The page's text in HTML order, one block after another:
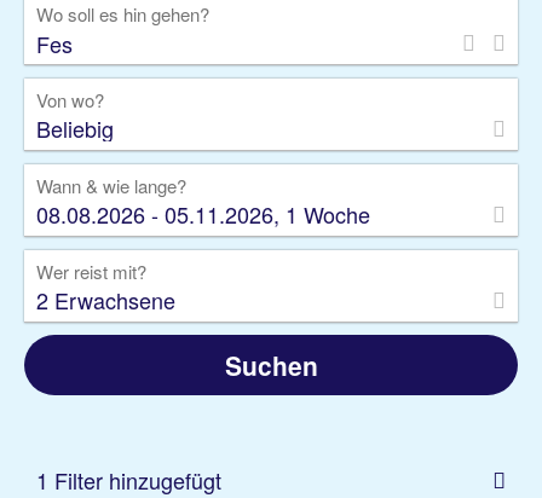
Rundreise
Kreuzfahrt
Gruppenreise
Camper Privattransfer
Wo soll es hin gehen?
Von wo?
Beliebig
Wann & wie lange?
08.08.2026 - 05.11.2026, 1 Woche
Wer reist mit?
2 Erwachsene
Suchen
1 Filter hinzugefügt